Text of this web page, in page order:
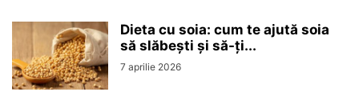
Dieta cu soia: cum te ajută soia
să slăbești și să-ți...
7 aprilie 2026